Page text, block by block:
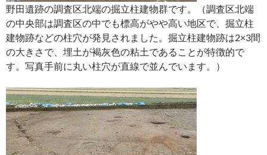
野田遺跡の調査区北端の掘立柱建物群です。（調査区北端
の中央部は調査区の中でも標高がやや高い地区で、掘立柱
建物跡などの柱穴が発見されました。掘立柱建物跡は2×3間
の大きさで、埋土が褐灰色の粘土であることが特徴的で
す。写真手前に丸い柱穴が直線で並んでいます。）